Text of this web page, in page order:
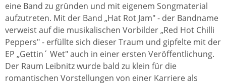
eine Band zu gründen und mit eigenem Songmaterial
aufzutreten. Mit der Band „Hat Rot Jam" - der Bandname
verweist auf die musikalischen Vorbilder „Red Hot Chilli
Peppers" - erfüllte sich dieser Traum und gipfelte mit der
EP „Gettin´ Wet" auch in einer ersten Veröffentlichung.
Der Raum Leibnitz wurde bald zu klein für die
romantischen Vorstellungen von einer Karriere als